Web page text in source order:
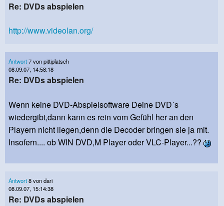
Re: DVDs abspielen
http://www.videolan.org/
Antwort7 von pittiplatsch
08.09.07, 14:58:18
Re: DVDs abspielen
Wenn keine DVD-Abspielsoftware Deine DVD´s
wiedergibt,dann kann es rein vom Gefühl her an den
Playern nicht liegen,denn die Decoder bringen sie ja mit.
Insofern.... ob WIN DVD,M Player oder VLC-Player...??
Antwort8 von dari
08.09.07, 15:14:38
Re: DVDs abspielen